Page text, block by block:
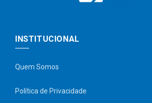
INSTITUCIONAL
Quem Somos
Política de Privacidade